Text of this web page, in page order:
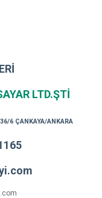
LTD.ŞTİ
6 ÇANKAYA/ANKARA